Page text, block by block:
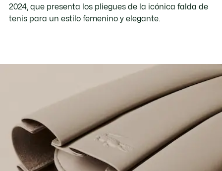
2024, que presenta los pliegues de la icónica falda de
tenis para un estilo femenino y elegante.